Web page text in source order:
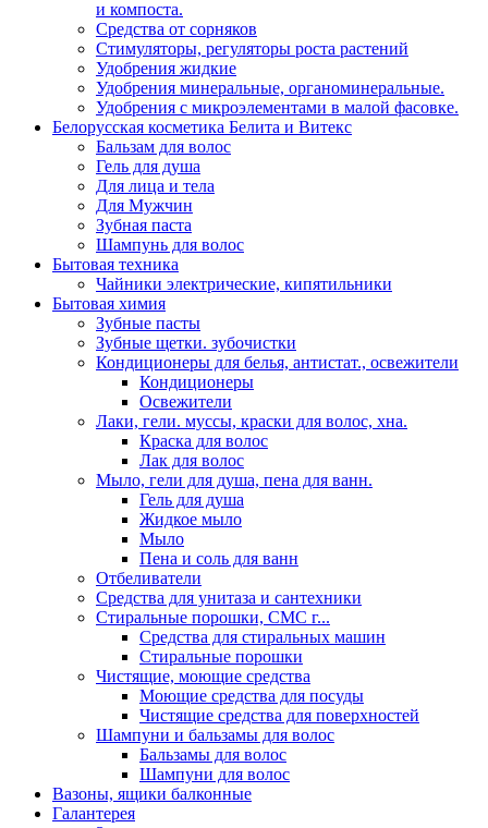
и компоста.
Средства от сорняков
Стимуляторы, регуляторы роста растений
Удобрения жидкие
Удобрения минеральные, органоминеральные.
Удобрения с микроэлементами в малой фасовке.
Белорусская косметика Белита и Витекс
Бальзам для волос
Гель для душа
Для лица и тела
Для Мужчин
Зубная паста
Шампунь для волос
Бытовая техника
Чайники электрические, кипятильники
Бытовая химия
Зубные пасты
Зубные щетки. зубочистки
Кондиционеры для белья, антистат., освежители
Кондиционеры
Освежители
Лаки, гели. муссы, краски для волос, хна.
Краска для волос
Лак для волос
Мыло, гели для душа, пена для ванн.
Гель для душа
Жидкое мыло
Мыло
Пена и соль для ванн
Отбеливатели
Средства для унитаза и сантехники
Стиральные порошки, СМС г...
Средства для стиральных машин
Стиральные порошки
Чистящие, моющие средства
Моющие средства для посуды
Чистящие средства для поверхностей
Шампуни и бальзамы для волос
Бальзамы для волос
Шампуни для волос
Вазоны, ящики балконные
Галантерея